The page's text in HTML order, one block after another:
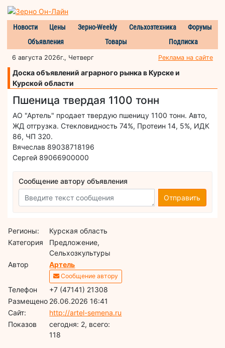
Новости Цены Зерно-Weekly Сельхозтехника
Форумы
Объявления
Товары Подписка
6 августа 2026г., Четверг Реклама на сайте
Доска объявлений аграрного рынка в Курске и
Курской области
Пшеница твердая 1100 тонн
АО "Артель" продает твердую пшеницу 1100 тонн. Авто,
ЖД отгрузка. Стекловидность 74%, Протеин 14, 5%, ИДК
86, ЧП 320.
Вячеслав 89038718196
Сергей 89066900000
Сообщение автору объявления
Отправить
Регионы:
Курская область
Категория
Предложение,
Сельхозкультуры
Автор
Артель
Сообщение автору
Телефон
+7 (47141) 21308
Размещено 26.06.2026 16:41
Сайт:
http://artel-semena.ru
Показов
cегодня: 2, всего:
118